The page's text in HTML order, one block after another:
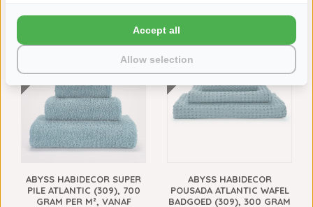
VAAK SAMEN GEKOCHT
700 GRAMS
ABYSS HABIDECOR SUPER
PILE ATLANTIC (309), 700
GRAM PER M², VANAF
WAFEL
ABYSS HABIDECOR
POUSADA ATLANTIC WAFEL
BADGOED (309), 300 GRAM
Allow selection
Accept all